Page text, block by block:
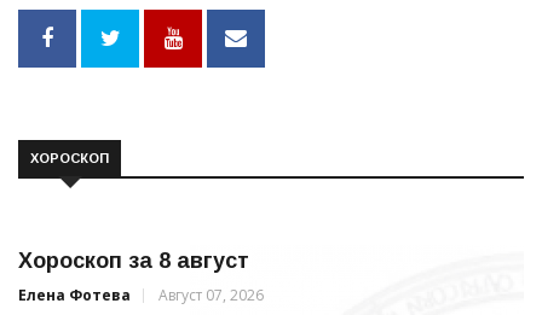
ХОРОСКОП
Хороскоп за 8 август
Елена Фотева Август 07, 2026